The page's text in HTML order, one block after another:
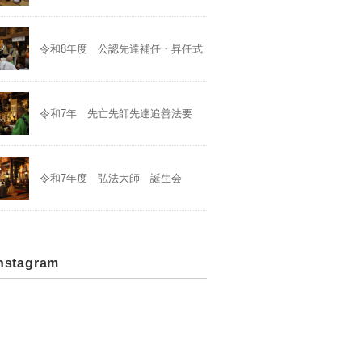
令和8年度 公認先達補任・昇任式
令和7年 先亡先師先達追善法要
令和7年度 弘法大師 誕生会